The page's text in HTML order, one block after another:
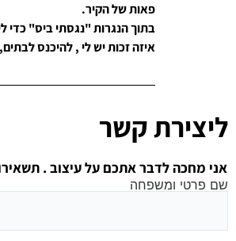
פאות של הקיר.
בתוך הנגרות "נגסתי ביס" כדי
איזה זכות יש לי , להיכנס
ליצירת קשר
אני מחכה לדבר אתכם על עיצוב .
שם פרטי ומשפחה